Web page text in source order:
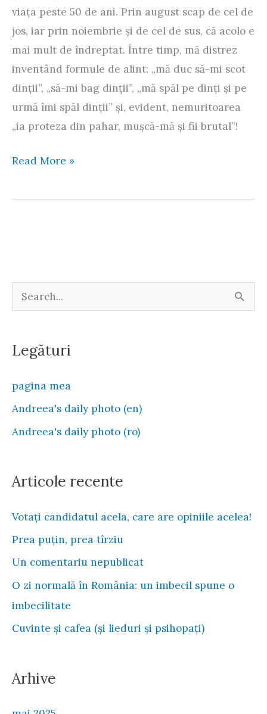
viaţa peste 50 de ani. Prin august scap de cel de
jos, iar prin noiembrie şi de cel de sus, că acolo e
mai mult de îndreptat. Între timp, mă distrez
inventând formule de alint: „mă duc să-mi scot
dinţii”, „să-mi bag dinţii”, „mă spăl pe dinţi şi pe
urmă îmi spăl dinţii” şi, evident, nemuritoarea
„ia proteza din pahar, muşcă-mă şi fii brutal”!
Invisalign
Cum
ale
mamei-
Read More »
e
r
h
f
o
Legături
pagina mea
Andreea's daily photo (en)
Andreea's daily photo (ro)
Articole recente
Votați candidatul acela, care are opiniile acelea!
Prea puțin, prea tîrziu
Un comentariu nepublicat
O zi normală în România: un imbecil spune o
imbecilitate
Cuvinte și cafea (și lieduri și psihopați)
Arhive